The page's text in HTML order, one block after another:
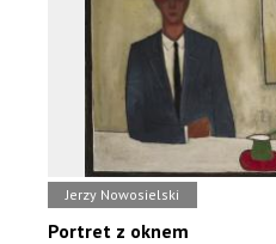
Jerzy Nowosielski
Portret z oknem